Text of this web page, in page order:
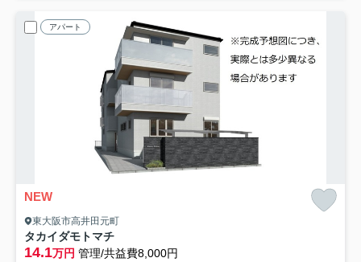
アパート
NEW
東大阪市高井田元町
タカイダモトマチ
14.1万円 管理/共益費8,000円